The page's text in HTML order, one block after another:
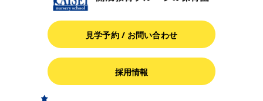
見学予約 / お問い合わせ
採用情報